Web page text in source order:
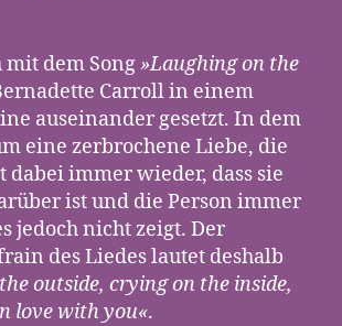
outside,
crying
on
the
inside
dem Song»Laughing on the
Carroll in einem
auseinander gesetzt. In dem
eine zerbrochene Liebe, die
dabei immer wieder, dass sie
ist und die Person immer
jedoch nicht zeigt. Der
des Liedes lautet deshalb
outside, crying on the inside,
love with you«.